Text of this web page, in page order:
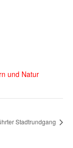
und Natur
Stadtrundgang